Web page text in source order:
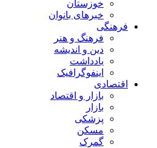
خوزستان
خبرهای بانوان
فرهنگی
فرهنگ و هنر
دین و اندیشه
یادداشت
اینفوگرافیک
اقتصادی
بازار و اقتصاد
بازار
پزشکی
مسکن
گمرک